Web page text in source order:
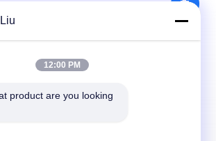
бюллетень
чтобы получать скидки и
12:00 PM
product are you looking